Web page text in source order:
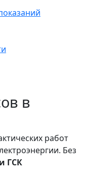
в
работ
Без
ГСК